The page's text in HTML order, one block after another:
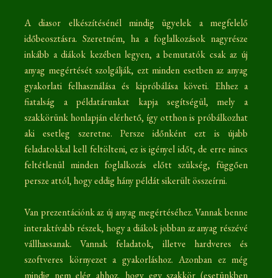
A diasor elkészítésénél mindig ügyelek a megfelelő
időbeosztásra. Szeretném, ha a foglalkozások nagyrésze
inkább a diákok kezében legyen, a bemutatók csak az új
anyag megértését szolgálják, ezt minden esetben az anyag
gyakorlati felhasználása és kipróbálása követi. Ehhez a
fiatalság a példatárunkat kapja segítségül, mely a
szakkörünk honlapján elérhető, így otthon is próbálkozhat
aki esetleg szeretne. Persze időnként ezt is újabb
feladatokkal kell feltölteni, ez is igényel időt, de erre nincs
feltétlenül minden foglalkozás előtt szükség, függően
persze attól, hogy eddig hány példát sikerült összeírni.
Van prezentációnk az új anyag megértéséhez. Vannak benne
interaktívabb részek, hogy a diákok jobban az anyag részévé
vállhassanak. Vannak feladatok, illetve hardveres és
szoftveres környezet a gyakorláshoz. Azonban ez még
mindig nem elég ahhoz, hogy egy szakkör (esetünkben